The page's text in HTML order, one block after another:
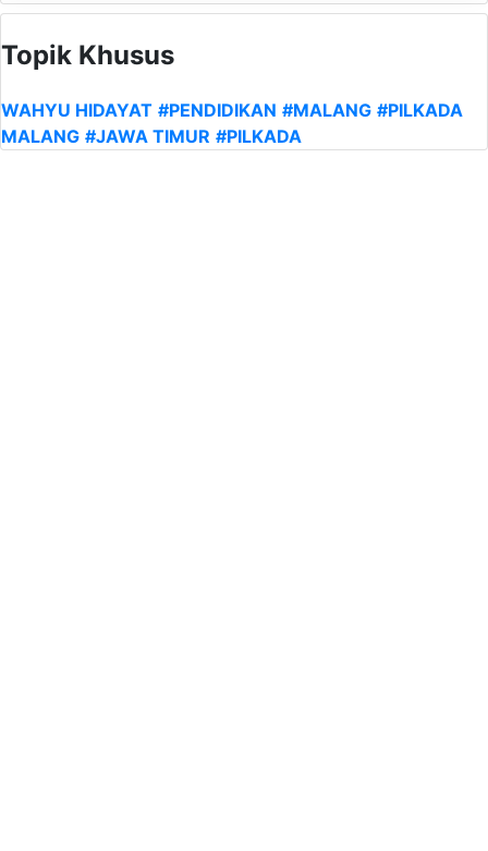
Topik Khusus
WAHYU HIDAYAT #PENDIDIKAN #MALANG #PILKADA
MALANG #JAWA TIMUR #PILKADA